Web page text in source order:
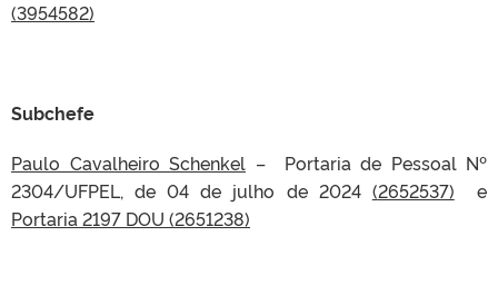
(3954582)
Subchefe
Paulo Cavalheiro Schenkel – Portaria de Pessoal Nº
2304/UFPEL, de 04 de julho de 2024 (2652537) e
Portaria 2197 DOU (2651238)